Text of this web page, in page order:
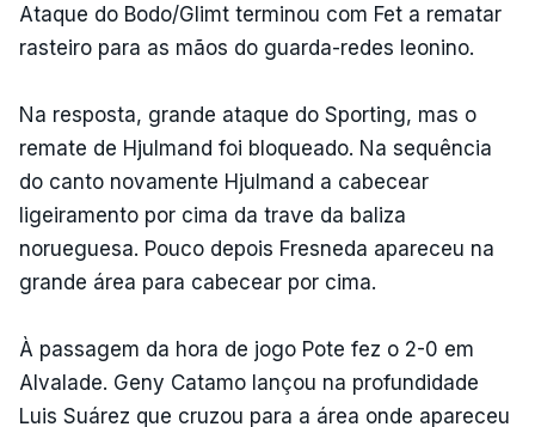
Ataque do Bodo/Glimt terminou com Fet a rematar
rasteiro para as mãos do guarda-redes leonino.
Na resposta, grande ataque do Sporting, mas o
remate de Hjulmand foi bloqueado. Na sequência
do canto novamente Hjulmand a cabecear
ligeiramento por cima da trave da baliza
norueguesa. Pouco depois Fresneda apareceu na
grande área para cabecear por cima.
À passagem da hora de jogo Pote fez o 2-0 em
Alvalade. Geny Catamo lançou na profundidade
Luis Suárez que cruzou para a área onde apareceu